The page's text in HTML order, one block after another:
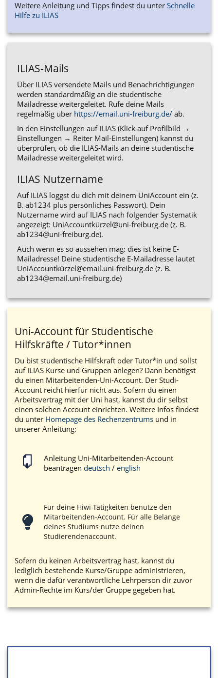
Time
Weitere Anleitung und Tipps findest du unterSchnelle
Hilfe zu ILIAS
ILIAS-Mails
Über ILIAS versendete Mails und Benachrichtigungen
werden standardmäßig an die studentische
Mailadresse weitergeleitet. Rufe deine Mails
regelmäßig über https://email.uni-freiburg.de/ab.
In den Einstellungen auf ILIAS (Klick auf Profilbild →
Einstellungen → Reiter Mail-Einstellungen) kannst du
überprüfen, ob die ILIAS-Mails an deine studentische
Mailadresse weitergeleitet wird.
ILIAS Nutzername
Auf ILIAS loggst du dich mit deinem UniAccount ein (z.
B. ab1234 plus persönliches Passwort). Dein
Nutzername wird auf ILIAS nach folgender Systematik
angezeigt: UniAccountkürzel@uni-freiburg.de(z. B.
ab1234@uni-freiburg.de).
Auch wenn es so aussehen mag: dies ist keine E-
Mailadresse! Deine studentische E-Mailadresse lautet
UniAccountkürzel@email.uni-freiburg.de(z. B.
ab1234@email.uni-freiburg.de)
Uni-Account für Studentische
Hilfskräfte / Tutor*innen
Du bist studentische Hilfskraft oder Tutor*in und sollst
auf ILIAS Kurse und Gruppen anlegen? Dann benötigst
du einen Mitarbeitenden-Uni-Account. Der Studi-
Account reicht hierfür nicht aus. Sofern du einen
Arbeitsvertrag mit der Uni hast, kannst du dir selbst
einen solchen Account einrichten. Weitere Infos findest
du unter Homepage des Rechenzentrums und in
unserer Anleitung:
Anleitung Uni-Mitarbeitenden-Account
beantragen deutsch /english
Für deine Hiwi-Tätigkeiten benutze den
Mitarbeitenden-Account. Für alle Belange
deines Studiums nutze deinen
Studierendenaccount.
Sofern du keinen Arbeitsvertrag hast, kannst du
lediglich bestehende Kurse/Gruppe administrieren,
wenn die dafür verantwortliche Lehrperson dir zuvor
Admin-Rechte im Kurs/der Gruppe gegeben hat.